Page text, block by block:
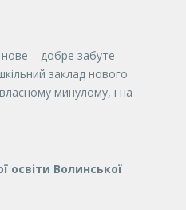
нове – добре забуте
заклад нового
минулому, і на
освіти Волинської